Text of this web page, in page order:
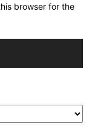
browser for the